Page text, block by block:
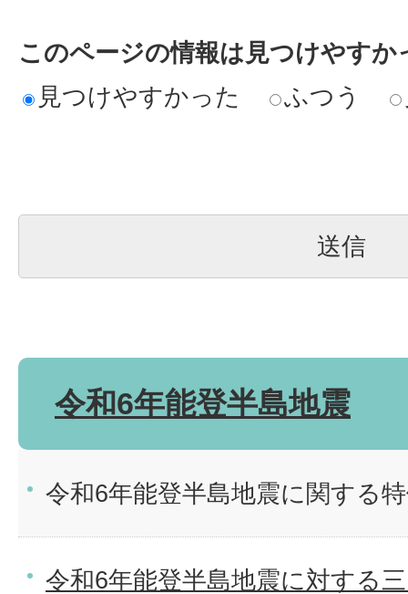
このページの情報は見つけやすか
見つけやすかった
ふつう
令和6年能登半島地震
令和6年能登半島地震に関する
令和6年能登半島地震に対する